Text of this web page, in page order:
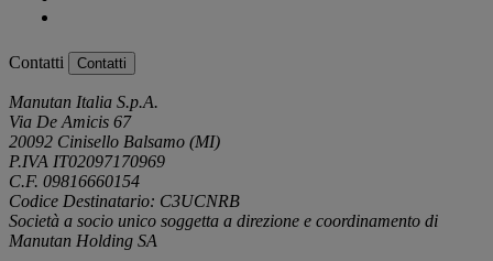
Contatti Contatti
Manutan Italia S.p.A.
Via De Amicis 67
20092 Cinisello Balsamo (MI)
P.IVA IT02097170969
C.F. 09816660154
Codice Destinatario: C3UCNRB
Società a socio unico soggetta a direzione e coordinamento di
Manutan Holding SA